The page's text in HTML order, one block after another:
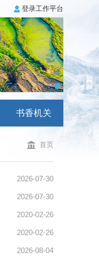
登录工作平台
书香机关
首页
2026-07-30
2026-07-30
2020-02-26
2020-02-26
2026-08-04